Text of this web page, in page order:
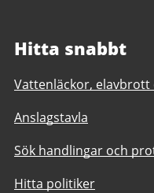
Hitta snabbt
Vattenläckor,
Anslagstavla
Sök handlingar och
Hitta politiker